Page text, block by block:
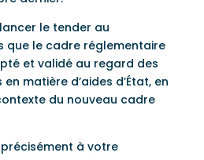
le tender au
que le cadre réglementaire
et validé au regard des
matière d’aides d’État, en
du nouveau cadre
à votre